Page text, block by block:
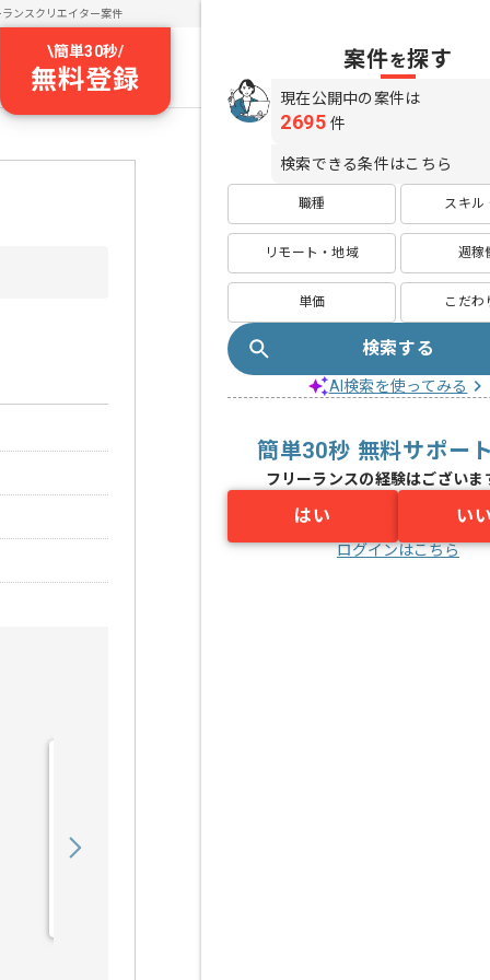
ランスクリエイター案件
\簡単30秒/
無料登録
案件を探す
現在公開中の案件は
2695 件
検索できる条件はこちら
職種 スキル
リモート・地域 週稼
単価 こだわ
検索する
AI検索を使ってみる
簡単30秒 無料サポー
フリーランスの経験はございま
はい い
ログインはこちら